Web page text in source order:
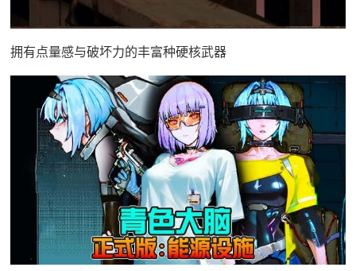
拥有点量感与破坏力的丰富种硬核武器